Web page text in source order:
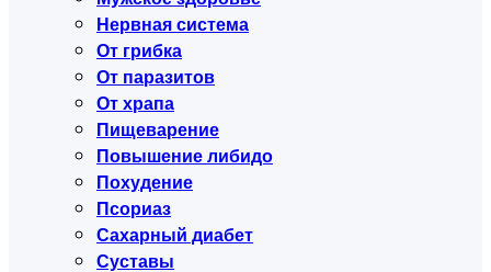
Нервная система
От грибка
От паразитов
От храпа
Пищеварение
Повышение либидо
Похудение
Псориаз
Сахарный диабет
Суставы